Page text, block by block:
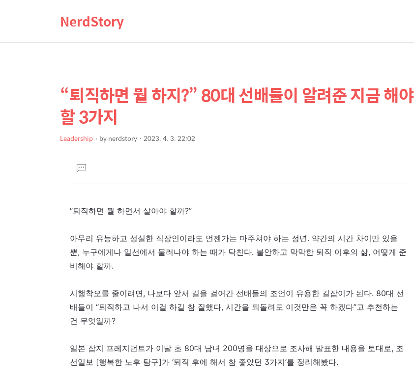
NerdStory
상
세
컨
텐
본
제
목
“퇴직하면 뭘 하지?” 80대 선배들이 알려준 지금 해야
할 3가지
Leadership bynerdstory 2023. 4. 3. 22:02
댓
글
“퇴직하면 뭘 하면서 살아야 할까?”
아무리 유능하고 성실한 직장인이라도 언젠가는 마주쳐야 하는 정년. 약간의 시간 차이만 있을
뿐, 누구에게나 일선에서 물러나야 하는 때가 닥친다. 불안하고 막막한 퇴직 이후의 삶, 어떻게 준
비해야 할까.
시행착오를 줄이려면, 나보다 앞서 길을 걸어간 선배들의 조언이 유용한 길잡이가 된다. 80대 선
배들이 “퇴직하고 나서 이걸 하길 참 잘했다, 시간을 되돌려도 이것만은 꼭 하겠다”고 추천하는
건 무엇일까?
일본 잡지 프레지던트가 이달 초 80대 남녀 200명을 대상으로 조사해 발표한 내용을 토대로, 조
선일보 [행복한 노후 탐구]가 ‘퇴직 후에 해서 참 좋았던 3가지’를 정리해봤다.